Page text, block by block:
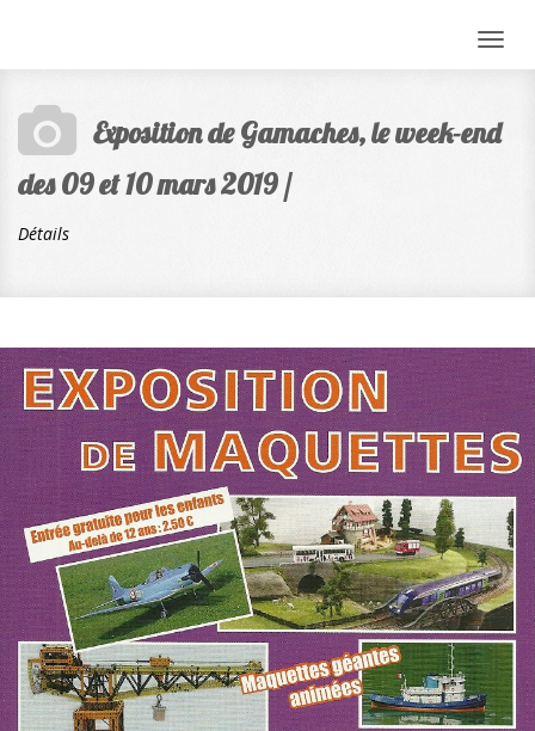
Exposition de Gamaches, le week-end
des 09 et 10 mars 2019 /
Détails